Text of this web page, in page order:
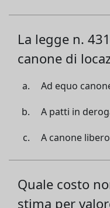
La legge n.
canone di
Ad equo
A patti in
A canone
Quale costo
stima per